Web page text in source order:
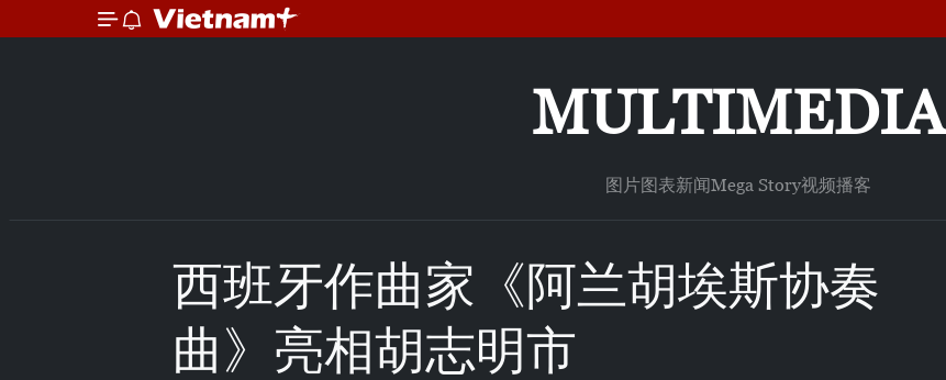
MULTIMEDIA
图片图表新闻Mega Story视频播客
西班牙作曲家《阿兰胡埃斯协奏
曲》亮相胡志明市